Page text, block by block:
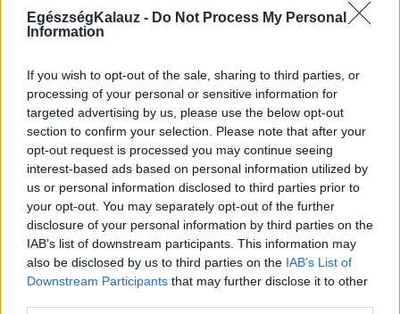
EgészségKalauz - Do Not Process My Personal
Information
If you wish to opt-out of the sale, sharing to third parties, or
processing of your personal or sensitive information for
targeted advertising by us, please use the below opt-out
section to confirm your selection. Please note that after your
opt-out request is processed you may continue seeing
interest-based ads based on personal information utilized by
us or personal information disclosed to third parties prior to
your opt-out. You may separately opt-out of the further
disclosure of your personal information by third parties on the
IAB’s list of downstream participants. This information may
also be disclosed by us to third parties on the IAB’s List of
Downstream Participants that may further disclose it to other
Friss koronavírus hírek ma
Utazás EU-n belül és kívül: így
változnak március 1-től a
szabályok